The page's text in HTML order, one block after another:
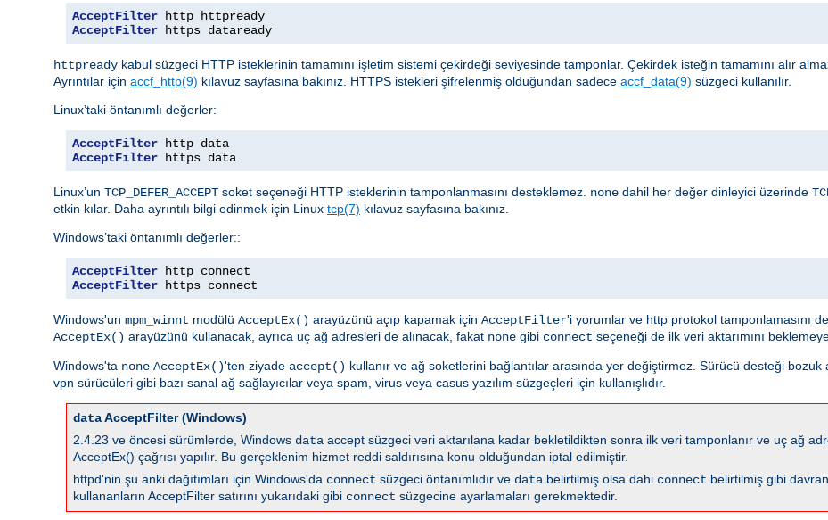
AcceptFilter
AcceptFilter https dataready
httpready kabul süzgeci HTTP isteklerinin tamamını işletim sistemi çekirdeği seviyesinde tamponlar. Çekirdek isteğin tamamını alır
Ayrıntılar için accf_http(9) kılavuz sayfasına bakınız. HTTPS istekleri şifrelenmiş olduğundan sadece accf_data(9) süzgeci kullanılır.
Linux’taki öntanımlı değerler:
AcceptFilter
AcceptFilter https data
Linux’un TCP_DEFER_ACCEPT soket seçeneği HTTP isteklerinin tamponlanmasını desteklemez. none dahil her değer dinleyici üzerinde
etkin kılar. Daha ayrıntılı bilgi edinmek için Linux tcp(7) kılavuz sayfasına bakınız.
Windows’taki öntanımlı değerler::
AcceptFilter
AcceptFilter https connect
Windows'un mpm_winnt modülü AcceptEx() arayüzünü açıp kapamak için AcceptFilter'i yorumlar ve http protokol tamponlamasını
AcceptEx() arayüzünü kullanacak, ayrıca uç ağ adresleri de alınacak, fakat none gibi connect seçeneği de ilk veri aktarımını
Windows'ta none AcceptEx()'ten ziyade accept() kullanır ve ağ soketlerini bağlantılar arasında yer değiştirmez. Sürücü desteği bozuk
vpn sürücüleri gibi bazı sanal ağ sağlayıcılar veya spam, virus veya casus yazılım süzgeçleri için kullanışlıdır.
dataAcceptFilter (Windows)
2.4.23 ve öncesi sürümlerde, Windows data accept süzgeci veri aktarılana kadar bekletildikten sonra ilk veri tamponlanır ve uç ağ
AcceptEx() çağrısı yapılır. Bu gerçeklenim hizmet reddi saldırısına konu olduğundan iptal edilmiştir.
httpd'nin şu anki dağıtımları için Windows'da connect süzgeci öntanımlıdır ve data belirtilmiş olsa dahi connect belirtilmiş gibi
kullananların AcceptFilter satırını yukarıdaki gibi connect süzgecine ayarlamaları gerekmektedir.